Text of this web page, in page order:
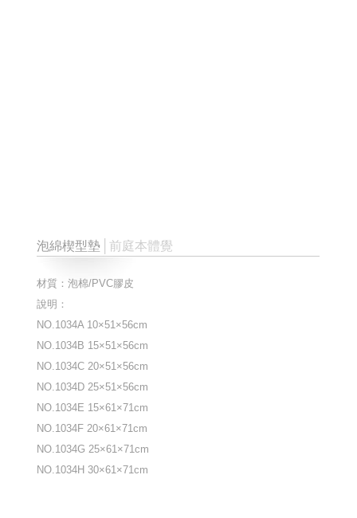
泡綿楔型墊 │前庭本體覺
材質：泡棉/PVC膠皮
說明：
NO.1034A 10×51×56cm
NO.1034B 15×51×56cm
NO.1034C 20×51×56cm
NO.1034D 25×51×56cm
NO.1034E 15×61×71cm
NO.1034F 20×61×71cm
NO.1034G 25×61×71cm
NO.1034H 30×61×71cm